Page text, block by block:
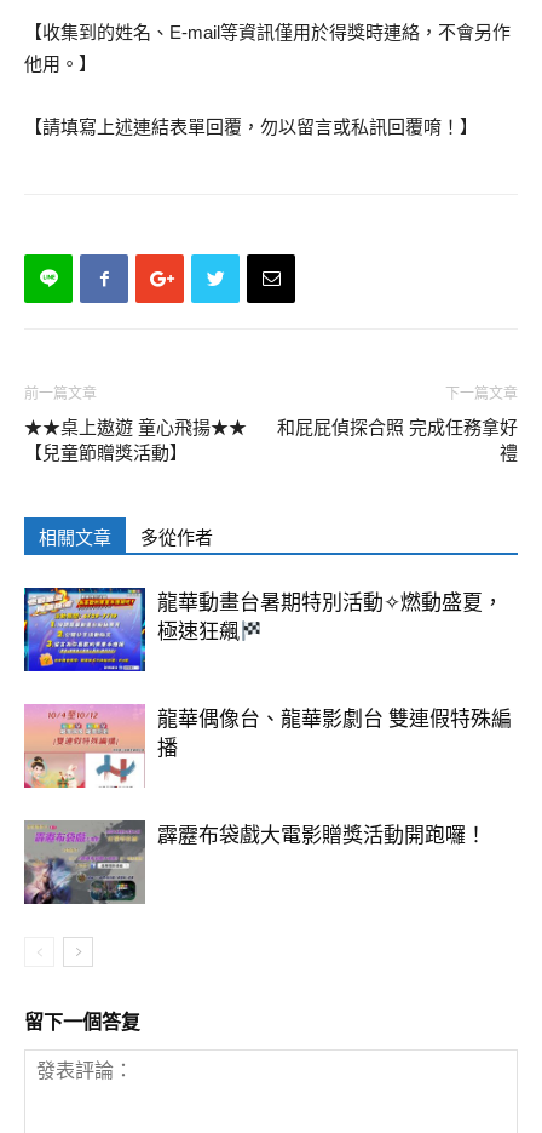
【收集到的姓名、E-mail等資訊僅用於得獎時連絡，不會另作
他用。】
【請填寫上述連結表單回覆，勿以留言或私訊回覆唷！】
前一篇文章
★★桌上遨遊 童心飛揚★★
【兒童節贈獎活動】
下一篇文章
和屁屁偵探合照 完成任務拿好
禮
相關文章 多從作者
龍華動畫台暑期特別活動✧燃動盛夏，
極速狂飆
龍華偶像台、龍華影劇台 雙連假特殊編
播
霹靂布袋戲大電影贈獎活動開跑囉！
留下一個答复